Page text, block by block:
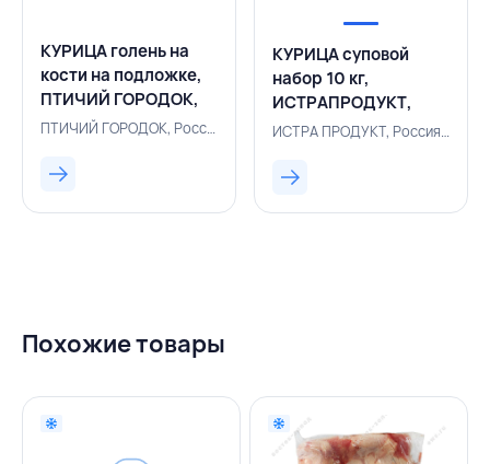
КУРИЦА голень на
кости на подложке,
ПТИЧИЙ ГОРОДОК,
РОССИЯ
ПТИЧИЙ ГОРОДОК, Россия, 500005342
КУРИЦА суповой
набор 10 кг,
ИСТРАПРОДУКТ,
РОССИЯ
ИСТРА ПРОДУКТ, Россия, 500003160
Похожие товары